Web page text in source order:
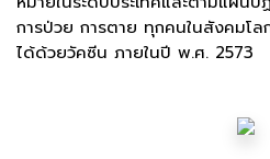
การป่วย การตาย ทุกคนในสังคมโ
ได้ด้วยวัคซีน ภายในปี พ.ศ. 2573